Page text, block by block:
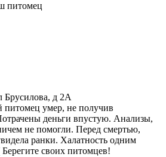
питомец
Брусилова, д 2А
умер, не получив
деньги впустую. Анализы,
не помогли. Перед смертью,
ранки. Халатность одним
своих питомцев!